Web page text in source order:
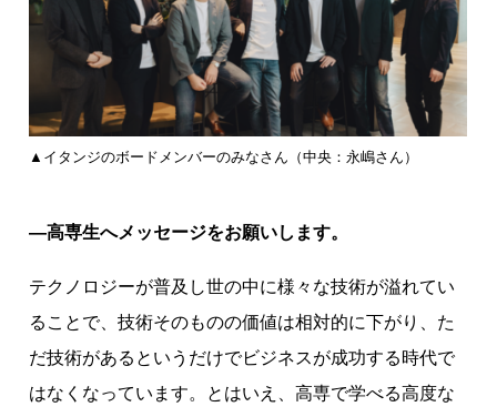
▲イタンジのボードメンバーのみなさん（中央：永嶋さん）
―高専生へメッセージをお願いします。
テクノロジーが普及し世の中に様々な技術が溢れてい
ることで、技術そのものの価値は相対的に下がり、た
だ技術があるというだけでビジネスが成功する時代で
はなくなっています。とはいえ、高専で学べる高度な